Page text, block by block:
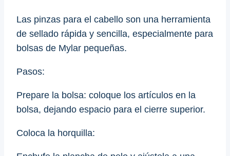
Las pinzas para el cabello son una herramienta
de sellado rápida y sencilla, especialmente para
bolsas de Mylar pequeñas.
Pasos:
Prepare la bolsa: coloque los artículos en la
bolsa, dejando espacio para el cierre superior.
Coloca la horquilla: